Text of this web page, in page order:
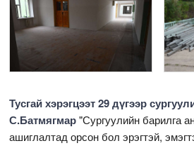
Тусгай хэрэгцээт 29 дүгээр
С.Батмягмар"Сургуулийн барилга
ашиглалтад орсон бол эрэгтэй,